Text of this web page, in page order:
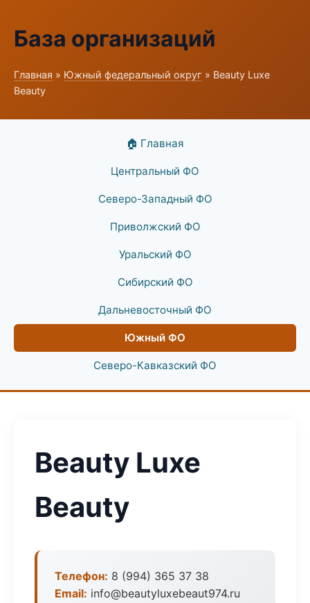
База организаций
Главная » Южный федеральный округ » Beauty Luxe
Beauty
🏠 Главная
Центральный ФО
Северо-Западный ФО
Приволжский ФО
Уральский ФО
Сибирский ФО
Дальневосточный ФО
Южный ФО
Северо-Кавказский ФО
Beauty Luxe
Beauty
Телефон: 8 (994) 365 37 38
Email: info@beautyluxebeaut974.ru